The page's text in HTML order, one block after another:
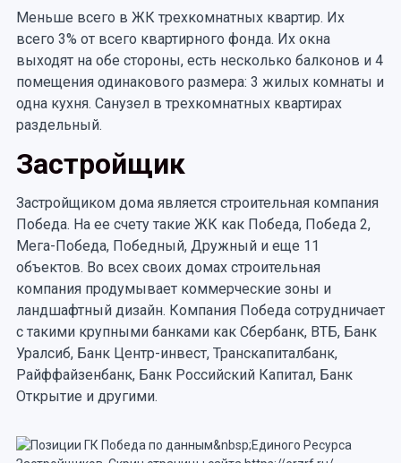
Меньше всего в ЖК трехкомнатных квартир. Их
всего 3% от всего квартирного фонда. Их окна
выходят на обе стороны, есть несколько балконов и 4
помещения одинакового размера: 3 жилых комнаты и
одна кухня. Санузел в трехкомнатных квартирах
раздельный.
Застройщик
Застройщиком дома является строительная компания
Победа. На ее счету такие ЖК как Победа, Победа 2,
Мега-Победа, Победный, Дружный и еще 11
объектов. Во всех своих домах строительная
компания продумывает коммерческие зоны и
ландшафтный дизайн. Компания Победа сотрудничает
с такими крупными банками как Сбербанк, ВТБ, Банк
Уралсиб, Банк Центр-инвест, Транскапиталбанк,
Райффайзенбанк, Банк Российский Капитал, Банк
Открытие и другими.